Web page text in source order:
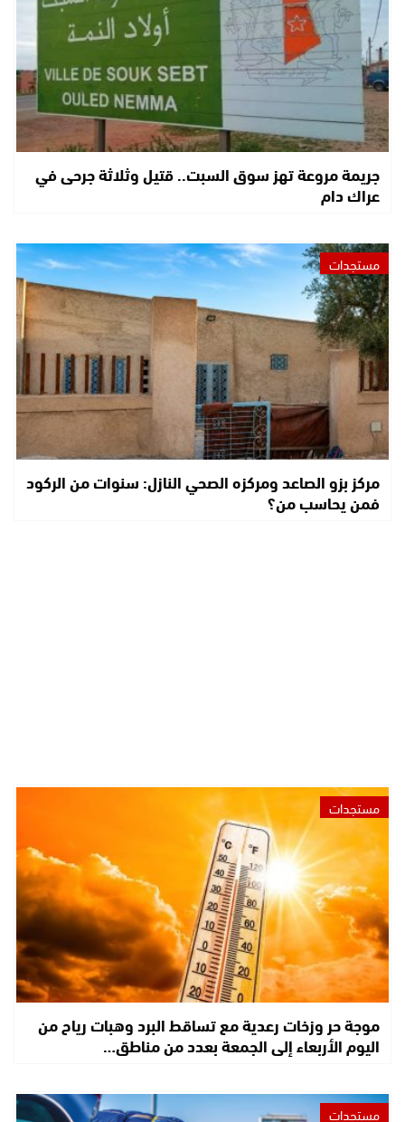
جريمة مروعة تهز سوق السبت.. قتيل وثلاثة جرحى في
عراك دام
مستجدات
مركز بزو الصاعد ومركزه الصحي النازل: سنوات من الركود
فمن يحاسب من؟
مستجدات
موجة حر وزخات رعدية مع تساقط البرد وهبات رياح من
اليوم الأربعاء إلى الجمعة بعدد من مناطق…
مستجدات